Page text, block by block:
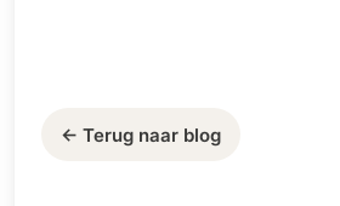
← Terug naar blog